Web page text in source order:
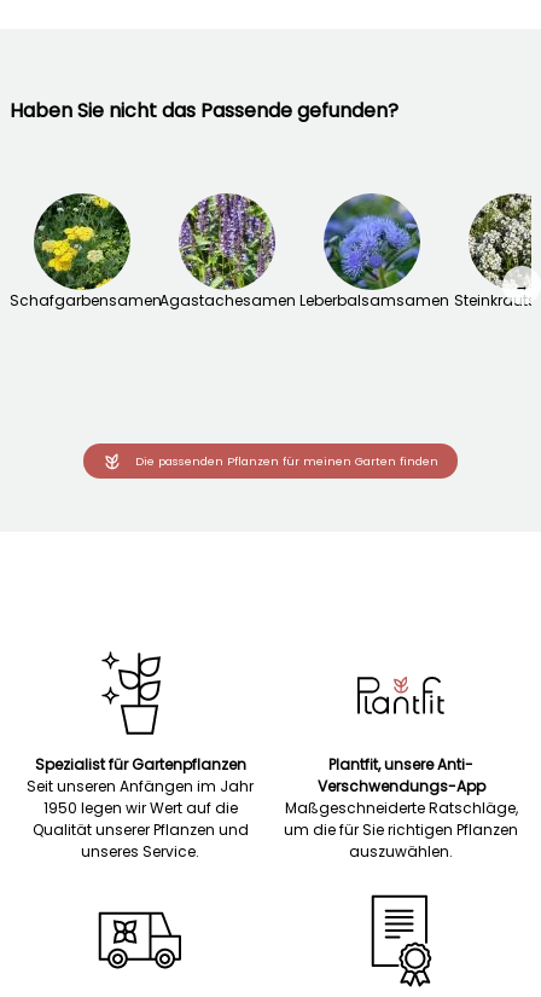
Haben Sie nicht das Passende gefunden?
SchafgarbensamenAgastachesamen Leberbalsamsamen
→
Die passenden Pflanzen für meinen Garten finden
Spezialist für Gartenpflanzen
Seit unseren Anfängen im Jahr
1950 legen wir Wert auf die
Qualität unserer Pflanzen und
unseres Service.
Plantfit, unsere Anti-
Verschwendungs-App
Maßgeschneiderte Ratschläge,
um die für Sie richtigen Pflanzen
auszuwählen.